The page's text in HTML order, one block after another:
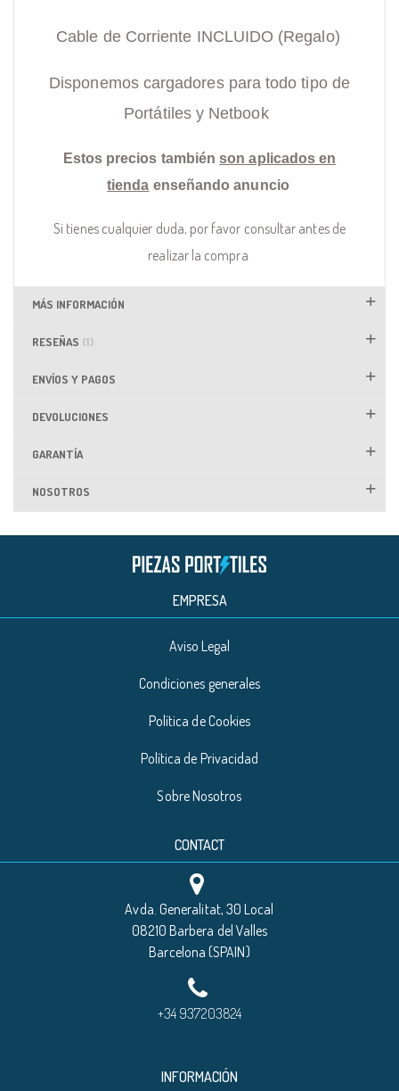
Cable de Corriente INCLUIDO (Regalo)
Disponemos cargadores para todo tipo de
Portátiles y Netbook
Estos precios también son aplicados en
tienda enseñando anuncio
Si tienes cualquier duda, por favor consultar antes de
realizar la compra
MÁS INFORMACIÓN
RESEÑAS 1
ENVÍOS Y PAGOS
DEVOLUCIONES
GARANTÍA
NOSOTROS
EMPRESA
Aviso Legal
Condiciones generales
Política de Cookies
Política de Privacidad
Sobre Nosotros
CONTACT
Avda. Generalitat, 30 Local
08210 Barbera del Valles
Barcelona (SPAIN)
+34 937203824
INFORMACIÓN